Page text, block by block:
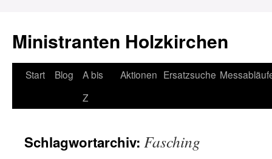
Ministranten Holzkirchen
Zum
Start Blog
A bis
Z
Aktionen Ersatzsuche
Schlagwortarchiv: Fasching